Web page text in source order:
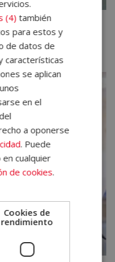
de Género
(4)también
para estos y
de datos de
características
se aplican
en el
a oponerse
. Puede
cualquier
de cookies.
Cookies de
rendimiento